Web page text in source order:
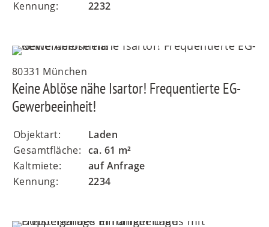
Kennung:
2232
80331 München
Keine Ablöse nähe Isartor! Frequentierte EG-
Gewerbeeinheit!
Objektart:
Laden
Gesamtfläche: ca. 61 m²
Kaltmiete:
auf Anfrage
Kennung:
2234